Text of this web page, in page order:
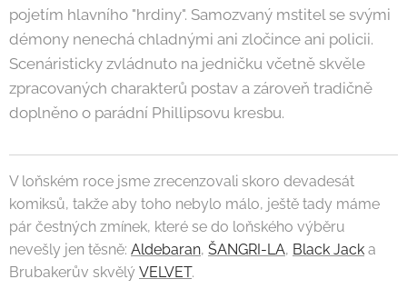
pojetím hlavního "hrdiny". Samozvaný mstitel se svými
démony nenechá chladnými ani zločince ani policii.
Scenáristicky zvládnuto na jedničku včetně skvěle
zpracovaných charakterů postav a zároveň tradičně
doplněno o parádní Phillipsovu kresbu.
V loňském roce jsme zrecenzovali skoro devadesát
komiksů, takže aby toho nebylo málo, ještě tady máme
pár čestných zmínek, které se do loňského výběru
nevešly jen těsně: Aldebaran, ŠANGRI-LA, Black Jack a
Brubakerův skvělý VELVET.